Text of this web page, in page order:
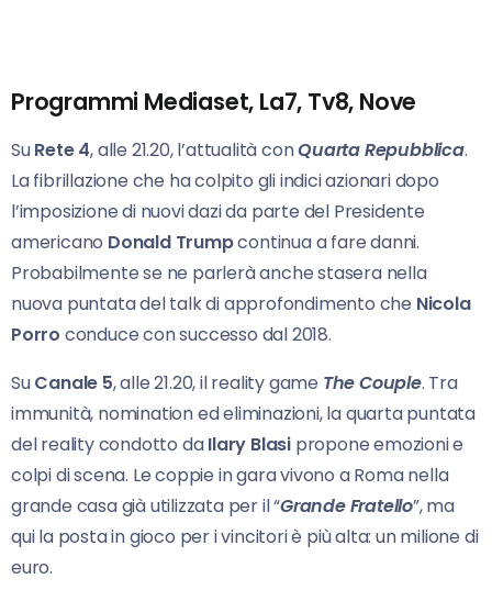
Programmi Mediaset, La7, Tv8, Nove
SuRete 4, alle 21.20, l’attualità conQuarta Repubblica.
La fibrillazione che ha colpito gli indici azionari dopo
l’imposizione di nuovi dazi da parte del Presidente
americano Donald Trumpcontinua a fare danni.
Probabilmente se ne parlerà anche stasera nella
nuova puntata del talk di approfondimento che Nicola
Porro conduce con successo dal 2018.
SuCanale 5, alle 21.20, il reality game The Couple. Tra
immunità, nomination ed eliminazioni, la quarta puntata
del reality condotto daIlary Blasi propone emozioni e
colpi di scena. Le coppie in gara vivono a Roma nella
grande casa già utilizzata per il “Grande Fratello”, ma
qui la posta in gioco per i vincitori è più alta: un milione di
euro.